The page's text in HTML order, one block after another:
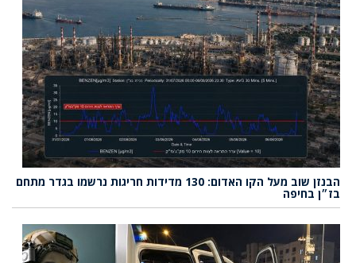
הבנזן שוב מעל הקו האדום: 130 מדידות חריגות נרשמו בגדר מתחם
בז״ן בחיפה